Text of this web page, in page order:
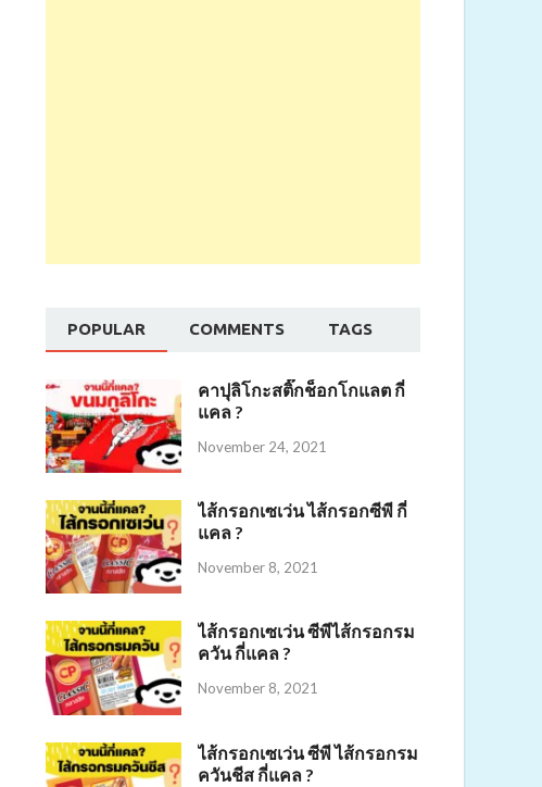
POPULAR COMMENTS TAGS
คาปุลิโกะสติ๊กช็อกโกแลต กี่
แคล ?
November 24, 2021
ไส้กรอกเซเว่น ไส้กรอกซีพี กี่
แคล ?
November 8, 2021
ไส้กรอกเซเว่น ซีพีไส้กรอกรม
ควัน กี่แคล ?
November 8, 2021
ไส้กรอกเซเว่น ซีพี ไส้กรอกรม
ควันชีส กี่แคล ?